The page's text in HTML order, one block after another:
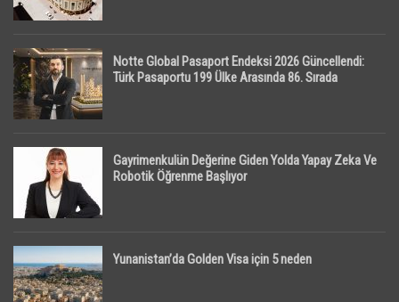
Notte Global Pasaport Endeksi 2026 Güncellendi:
Türk Pasaportu 199 Ülke Arasında 86. Sırada
Gayrimenkulün Değerine Giden Yolda Yapay Zeka Ve
Robotik Öğrenme Başlıyor
Yunanistan’da Golden Visa için 5 neden